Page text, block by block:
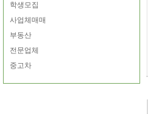
학생모집
사업체매매
부동산
전문업체
중고차